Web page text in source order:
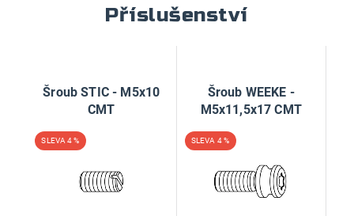
Příslušenství
Šroub STIC - M5x10
CMT
4 %
Šroub WEEKE -
M5x11,5x17 CMT
4 %